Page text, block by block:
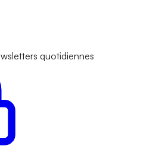
quotidiennes